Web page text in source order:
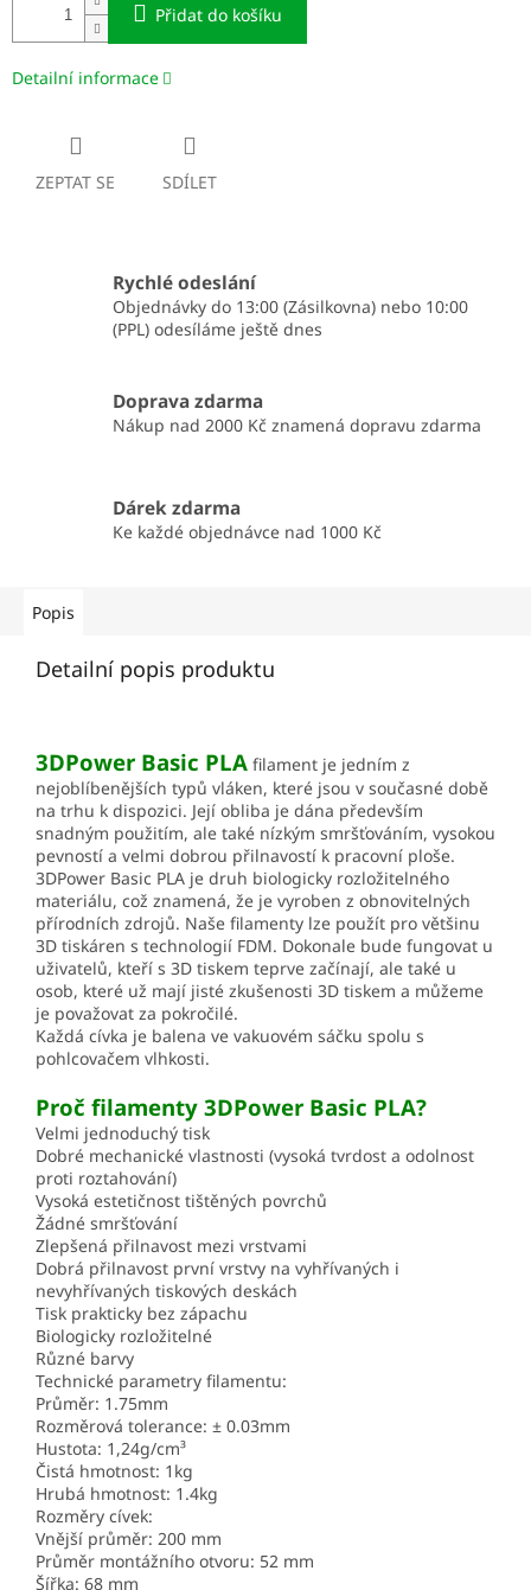
Přidat do košíku
Detailní informace
ZEPTAT SE SDÍLET
Rychlé odeslání
Objednávky do 13:00 (Zásilkovna) nebo 10:00
(PPL) odesíláme ještě dnes
Doprava zdarma
Nákup nad 2000 Kč znamená dopravu zdarma
Dárek zdarma
Ke každé objednávce nad 1000 Kč
Popis
Detailní popis produktu
3DPower Basic PLA filament je jedním z
nejoblíbenějších typů vláken, které jsou v současné době
na trhu k dispozici. Její obliba je dána především
snadným použitím, ale také nízkým smršťováním, vysokou
pevností a velmi dobrou přilnavostí k pracovní ploše.
3DPower Basic PLA je druh biologicky rozložitelného
materiálu, což znamená, že je vyroben z obnovitelných
přírodních zdrojů. Naše filamenty lze použít pro většinu
3D tiskáren s technologií FDM. Dokonale bude fungovat u
uživatelů, kteří s 3D tiskem teprve začínají, ale také u
osob, které už mají jisté zkušenosti 3D tiskem a můžeme
je považovat za pokročilé.
Každá cívka je balena ve vakuovém sáčku spolu s
pohlcovačem vlhkosti.
Proč filamenty 3DPower Basic PLA?
Velmi jednoduchý tisk
Dobré mechanické vlastnosti (vysoká tvrdost a odolnost
proti roztahování)
Vysoká estetičnost tištěných povrchů
Žádné smršťování
Zlepšená přilnavost mezi vrstvami
Dobrá přilnavost první vrstvy na vyhřívaných i
nevyhřívaných tiskových deskách
Tisk prakticky bez zápachu
Biologicky rozložitelné
Různé barvy
Technické parametry filamentu:
Průměr: 1.75mm
Rozměrová tolerance: ± 0.03mm
Hustota: 1,24g/cm³
Čistá hmotnost: 1kg
Hrubá hmotnost: 1.4kg
Rozměry cívek:
Vnější průměr: 200 mm
Průměr montážního otvoru: 52 mm
Šířka: 68 mm